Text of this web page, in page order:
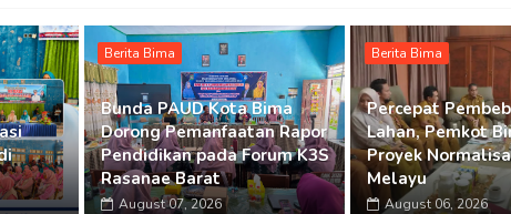
Berita Bima
Bunda PAUD Kota Bima
Dorong Pemanfaatan Rapor
Pendidikan pada Forum K3S
Rasanae Barat
August 07, 2026
Berita Bima
Percepat
Lahan, Pemkot
Proyek
Melayu
August 06, 2026